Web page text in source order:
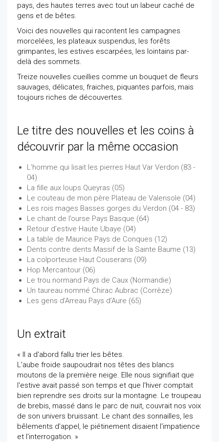
pays, des hautes terres avec tout un labeur caché de
gens et de bêtes.
Voici des nouvelles qui racontent les campagnes
morcelées, les plateaux suspendus, les forêts
grimpantes, les estives escarpées, les lointains par-
delà des sommets.
Treize nouvelles cueillies comme un bouquet de fleurs
sauvages, délicates, fraiches, piquantes parfois, mais
toujours riches de découvertes.
Le titre des nouvelles et les coins à
découvrir par la même occasion
L’homme qui lisait les pierres Haut Var Verdon (83 -
04)
La fille aux loups Queyras (05)
Le couteau de mon père Plateau de Valensole (04)
Les rois mages Basses gorges du Verdon (04 - 83)
Le chant de l’ourse Pays Basque (64)
Retour d’estive Haute Ubaye (04)
La table de Maurice Pays de Conques (12)
Dents contre dents Massif de la Sainte Baume (13)
La colporteuse Haut Couserans (09)
Hop Mercantour (06)
Le trou normand Pays de Caux (Normandie)
Un taureau nommé Chirac Aubrac (Corrèze)
Les gens d’Arreau Pays d’Aure (65)
Un extrait
« Il a d'abord fallu trier les bêtes.
L'aube froide saupoudrait nos têtes des blancs
moutons de la première neige. Elle nous signifiait que
l'estive avait passé son temps et que l'hiver comptait
bien reprendre ses droits sur la montagne. Le troupeau
de brebis, massé dans le parc de nuit, couvrait nos voix
de son univers bruissant. Le chant des sonnailles, les
bêlements d'appel, le piétinement disaient l'impatience
et l'interrogation. »